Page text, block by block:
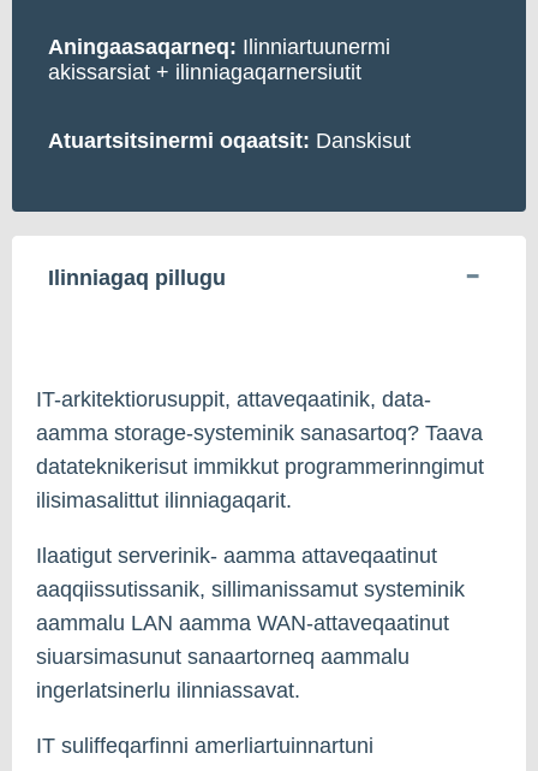
Aningaasaqarneq: Ilinniartuunermi
akissarsiat + ilinniagaqarnersiutit
Atuartsitsinermi oqaatsit: Danskisut
Ilinniagaq pillugu
IT-arkitektiorusuppit, attaveqaatinik, data-
aamma storage-systeminik sanasartoq? Taava
datateknikerisut immikkut programmerinngimut
ilisimasalittut ilinniagaqarit.
Ilaatigut serverinik- aamma attaveqaatinut
aaqqiissutissanik, sillimanissamut systeminik
aammalu LAN aamma WAN-attaveqaatinut
siuarsimasunut sanaartorneq aammalu
ingerlatsinerlu ilinniassavat.
IT suliffeqarfinni amerliartuinnartuni